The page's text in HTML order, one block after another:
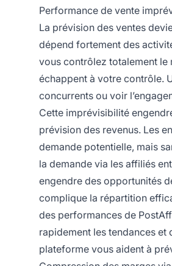
Performance de vente
La prévision des ventes
dépend fortement des
vous contrôlez totalement le
échappent à votre contrôle.
concurrents ou voir
Cette imprévisibilité
prévision des revenus. Les
demande potentielle, mais
la demande via les affiliés
engendre des opportunités
complique la répartition
des performances de
rapidement les tendances et
plateforme vous aident à